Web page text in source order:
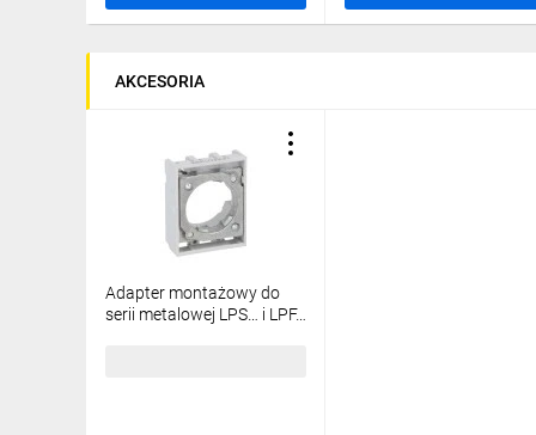
AKCESORIA
Adapter montażowy do
serii metalowej LPS… i LPF…